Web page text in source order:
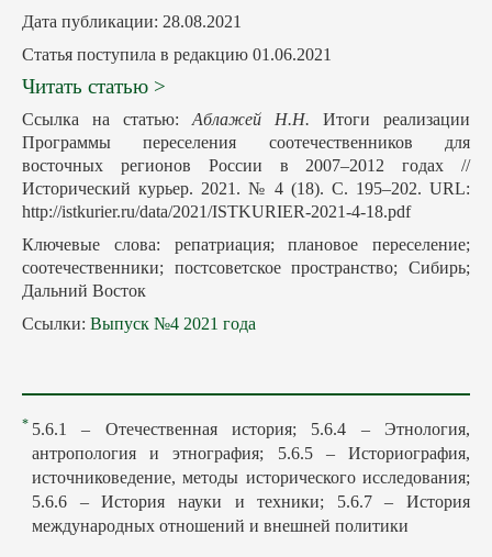
Дата публикации: 28.08.2021
Статья поступила в редакцию 01.06.2021
Читать статью >
Ссылка на статью: Аблажей Н.Н. Итоги реализации
Программы переселения соотечественников для
восточных регионов России в 2007–2012 годах //
Исторический курьер. 2021. № 4 (18). С. 195–202. URL:
http://istkurier.ru/data/2021/ISTKURIER-2021-4-18.pdf
Ключевые слова: репатриация; плановое переселение;
соотечественники; постсоветское пространство; Сибирь;
Дальний Восток
Ссылки: Выпуск №4 2021 года
* 5.6.1 – Отечественная история; 5.6.4 – Этнология,
антропология и этнография; 5.6.5 – Историография,
источниковедение, методы исторического исследования;
5.6.6 – История науки и техники; 5.6.7 – История
международных отношений и внешней политики